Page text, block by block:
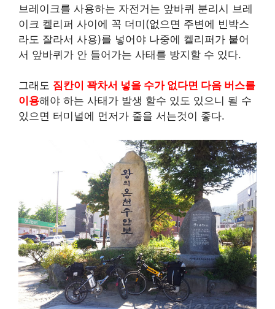
브레이크를 사용하는 자전거는 앞바퀴 분리시 브레
이크 켈리퍼 사이에 꼭 더미(없으면 주변에 빈박스
라도 잘라서 사용)를 넣어야 나중에 켈리퍼가 붙어
서 앞바퀴가 안 들어가는 사태를 방지할 수 있다.
그래도 짐칸이 꽉차서 넣을 수가 없다면 다음 버스를
이용해야 하는 사태가 발생 할수 있도 있으니 될 수
있으면 터미널에 먼저가 줄을 서는것이 좋다.